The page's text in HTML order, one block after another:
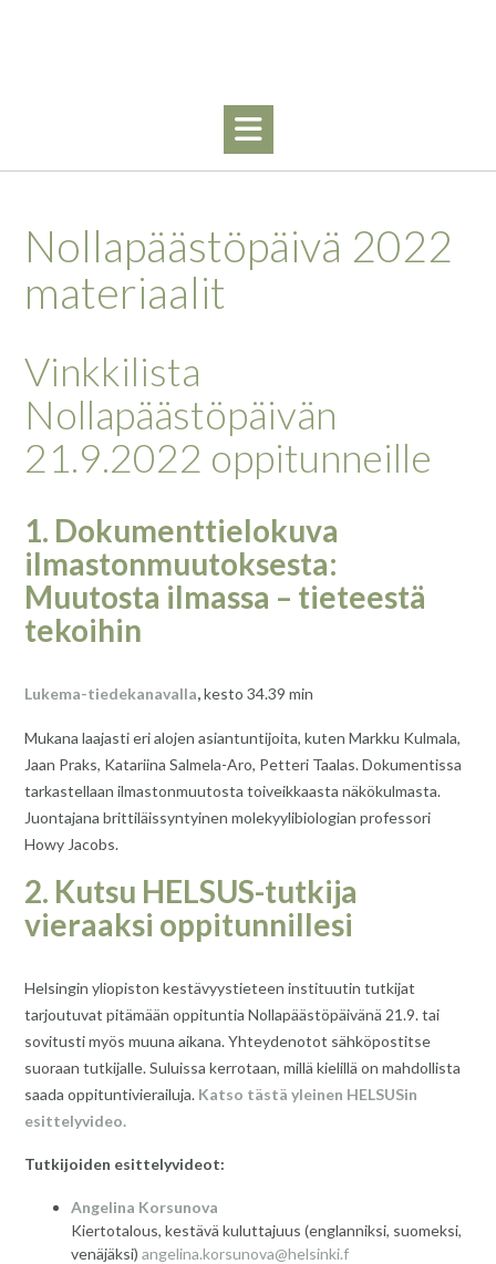
Nollapäästöpäivä 2022
materiaalit
Vinkkilista
Nollapäästöpäivän
21.9.2022 oppitunneille
1. Dokumenttielokuva
ilmastonmuutoksesta:
Muutosta ilmassa – tieteestä
tekoihin
Lukema-tiedekanavalla,kesto 34.39 min
Mukana laajasti eri alojen asiantuntijoita, kuten Markku Kulmala,
Jaan Praks, Katariina Salmela-Aro, Petteri Taalas. Dokumentissa
tarkastellaan ilmastonmuutosta toiveikkaasta näkökulmasta.
Juontajana brittiläissyntyinen molekyylibiologian professori
Howy Jacobs.
2. Kutsu HELSUS-tutkija
vieraaksi oppitunnillesi
Helsingin yliopiston kestävyystieteen instituutin tutkijat
tarjoutuvat pitämään oppituntia Nollapäästöpäivänä 21.9. tai
sovitusti myös muuna aikana. Yhteydenotot sähköpostitse
suoraan tutkijalle. Suluissa kerrotaan, millä kielillä on mahdollista
saada oppituntivierailuja. Katso tästä yleinen HELSUSin
esittelyvideo.
Tutkijoiden esittelyvideot:
Angelina Korsunova
Kiertotalous, kestävä kuluttajuus (englanniksi, suomeksi,
venäjäksi) angelina.korsunova@helsinki.f